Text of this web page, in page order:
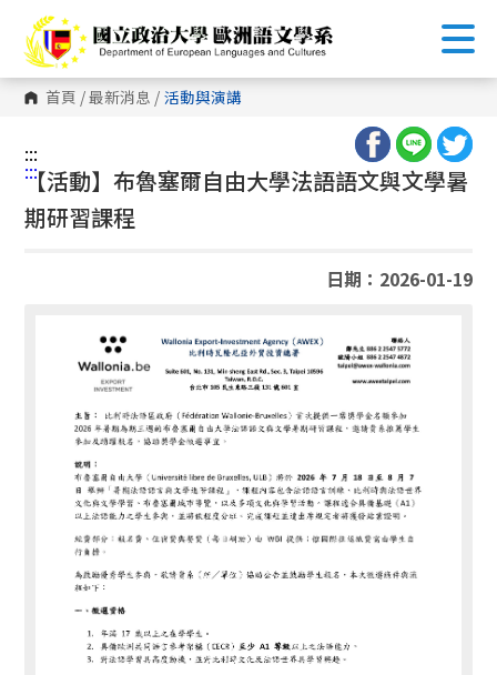
到
主
要
內
容 首頁 /最新消息 / 活動與演講
:::
:::
【活動】布魯塞爾自由大學法語語文與文學暑
期研習課程
日期：2026-01-19